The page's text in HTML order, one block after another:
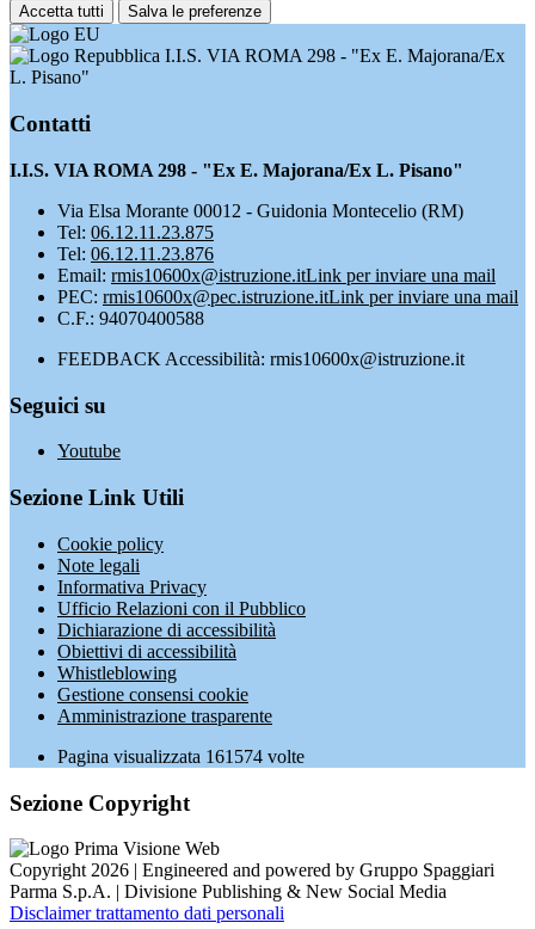
Accetta tutti Salva le preferenze
I.I.S. VIA ROMA 298 - "Ex E. Majorana/Ex
L. Pisano"
Contatti
I.I.S. VIA ROMA 298 - "Ex E. Majorana/Ex L. Pisano"
Via Elsa Morante 00012 - Guidonia Montecelio (RM)
Tel: 06.12.11.23.875
Tel: 06.12.11.23.876
Email: rmis10600x@istruzione.itLink per inviare una mail
PEC: rmis10600x@pec.istruzione.itLink per inviare una mail
C.F.: 94070400588
FEEDBACK Accessibilità: rmis10600x@istruzione.it
Seguici su
Youtube
Sezione Link Utili
Cookie policy
Note legali
Informativa Privacy
Ufficio Relazioni con il Pubblico
Dichiarazione di accessibilità
Obiettivi di accessibilità
Whistleblowing
Gestione consensi cookie
Amministrazione trasparente
Pagina visualizzata 161574 volte
Sezione Copyright
Copyright 2026 | Engineered and powered by Gruppo Spaggiari
Parma S.p.A. | Divisione Publishing & New Social Media
Disclaimer trattamento dati personali